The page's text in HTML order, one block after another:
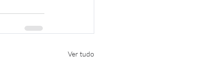
Ver tudo